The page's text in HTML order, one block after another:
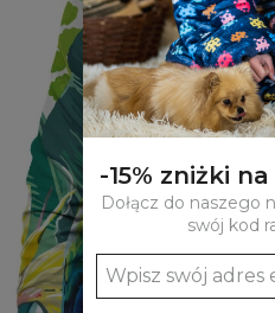
-15% zniżki
Dołącz do naszego
swój kod